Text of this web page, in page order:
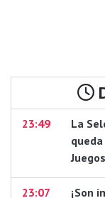
23:49
La
23:07
¡Son